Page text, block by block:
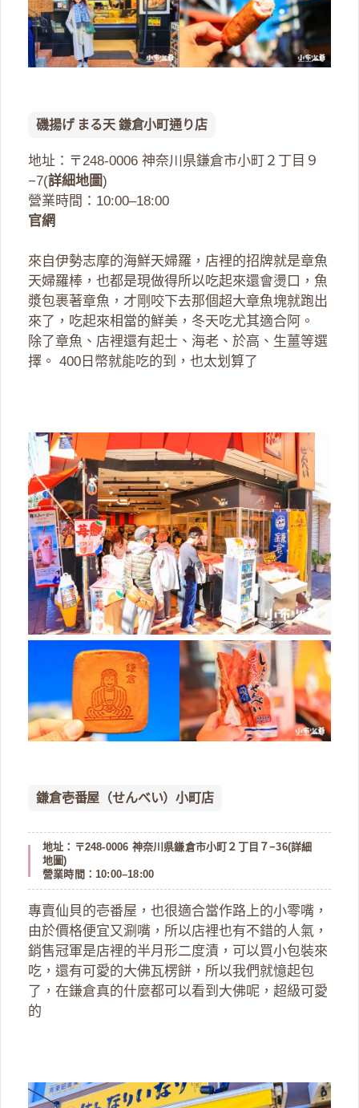
磯揚げ まる天 鎌倉小町通り店
地址：〒248-0006 神奈川県鎌倉市小町２丁目９
−7(詳細地圖)
營業時間：10:00–18:00
官網
來自伊勢志摩的海鮮天婦羅，店裡的招牌就是章魚
天婦羅棒，也都是現做得所以吃起來還會燙口，魚
漿包裹著章魚，才剛咬下去那個超大章魚塊就跑出
來了，吃起來相當的鮮美，冬天吃尤其適合阿。
除了章魚、店裡還有起士、海老、於高、生薑等選
擇。 400日幣就能吃的到，也太划算了
鎌倉壱番屋（せんべい）小町店
地址：〒248-0006 神奈川県鎌倉市小町２丁目７−36(詳細
地圖)
營業時間：10:00–18:00
專賣仙貝的壱番屋，也很適合當作路上的小零嘴，
由於價格便宜又涮嘴，所以店裡也有不錯的人氣，
銷售冠軍是店裡的半月形二度漬，可以買小包裝來
吃，還有可愛的大佛瓦楞餅，所以我們就憶起包
了，在鎌倉真的什麼都可以看到大佛呢，超級可愛
的